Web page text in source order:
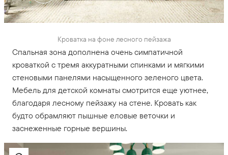
Кроватка на фоне лесного пейзажа
Спальная зона дополнена очень симпатичной
кроваткой с тремя аккуратными спинками и мягкими
стеновыми панелями насыщенного зеленого цвета.
Мебель для детской комнаты смотрится еще уютнее,
благодаря лесному пейзажу на стене. Кровать как
будто обрамляют пышные еловые веточки и
заснеженные горные вершины.